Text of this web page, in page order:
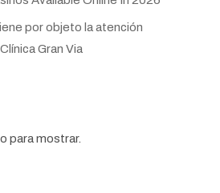
por objeto la atención
Gran Via
para mostrar.